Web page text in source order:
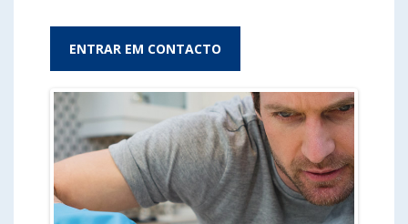
ENTRAR EM CONTACTO